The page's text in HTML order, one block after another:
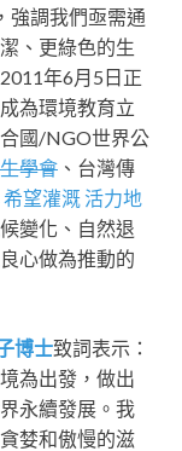
強調我們亟需通
、更綠色的生
年6月5日正
為環境教育立
國/NGO世界公
學會 、台灣傳
望灌溉 活力地
變化、自然退
心做為推動的
博士致詞表示：
為出發，做出
永續發展。我
婪和傲慢的滋